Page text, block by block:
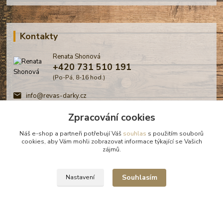
Kontakty
Renata Shonová
+420 731 510 191
(Po-Pá, 8-16 hod.)
info@revas-darky.cz
Bořanovice, 2026
Zpracování cookies
Náš e-shop a partneři potřebují Váš souhlas s použitím souborů
cookies, aby Vám mohli zobrazovat informace týkající se Vašich
zájmů.
Nastavení Souhlasím